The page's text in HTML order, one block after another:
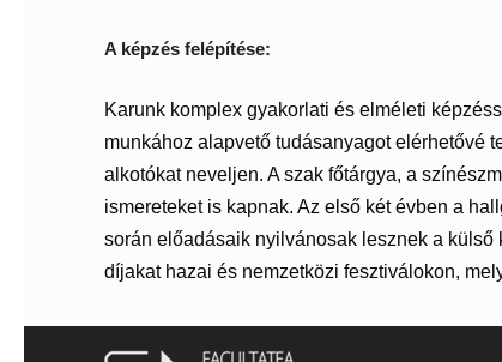
A képzés felépítése:
Karunk komplex gyakorlati és elméleti
munkához alapvető tudásanyagot elérhetővé
alkotókat neveljen. A szak főtárgya, a
ismereteket is kapnak. Az első két évben a
során előadásaik nyilvánosak lesznek a
díjakat hazai és nemzetközi fesztiválokon,